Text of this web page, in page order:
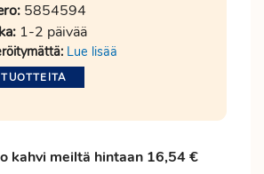
5854594
1-2 päivää
Lue lisää
kahvi meiltä hintaan 16,54 €